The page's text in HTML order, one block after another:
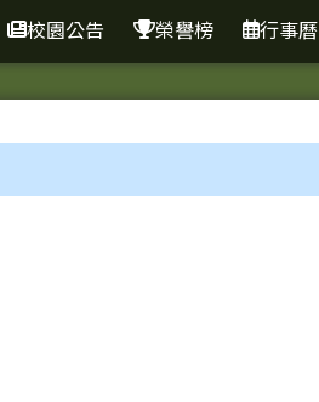
校園公告 榮譽榜 行事曆